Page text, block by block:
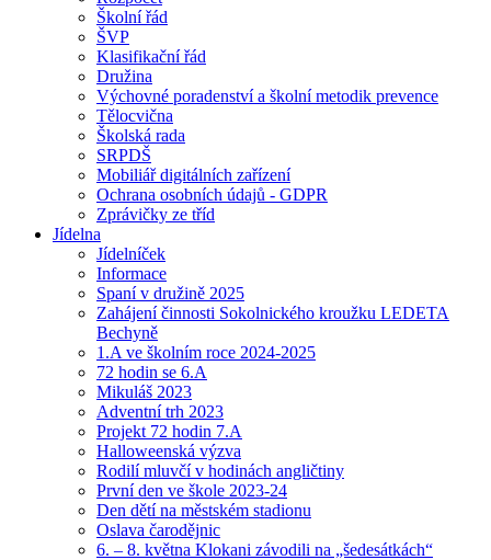
Školní řád
ŠVP
Klasifikační řád
Družina
Výchovné poradenství a školní metodik prevence
Tělocvična
Školská rada
SRPDŠ
Mobiliář digitálních zařízení
Ochrana osobních údajů - GDPR
Zprávičky ze tříd
Jídelna
Jídelníček
Informace
Spaní v družině 2025
Zahájení činnosti Sokolnického kroužku LEDETA
Bechyně
1.A ve školním roce 2024-2025
72 hodin se 6.A
Mikuláš 2023
Adventní trh 2023
Projekt 72 hodin 7.A
Halloweenská výzva
Rodilí mluvčí v hodinách angličtiny
První den ve škole 2023-24
Den dětí na městském stadionu
Oslava čarodějnic
6. – 8. května Klokani závodili na „šedesátkách“